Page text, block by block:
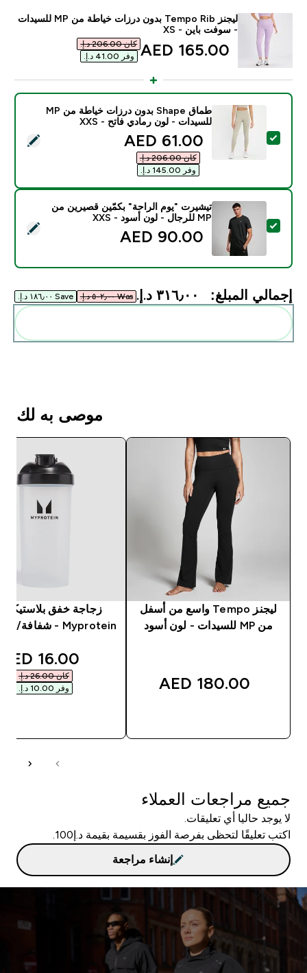
ليجنز Tempo Rib بدون درزات خياطة من MP للسيدات
- سوفت باين - XS
discounted price
165.00 AED‎
كان ‏206.00 د.إ.‏‎
وفر ‏41.00 د.إ.‏‎
تحديد هذا المنتج - طماق Shape بدون درزات خياطة من MP للسيدات - لون رمادي فاتح - XXS
طماق Shape بدون درزات خياطة من MP
للسيدات - لون رمادي فاتح - XXS
discounted price
61.00 AED‎
كان ‏206.00 د.إ.‏‎
وفر ‏145.00 د.إ.‏‎
تحديد هذا المنتج - تيشيرت "يوم الراحة" بكمّين قصيرين من MP للرجال - لون أسود - XXS
تيشيرت "يوم الراحة" بكمّين قصيرين من
MP للرجال - لون أسود - XXS
90.00 AED‎
إجمالي المبلغ: ٣١٦٫٠٠ د.إ.‏‎ Was ٥٠٢٫٠٠ د.إ.‏‎ Save ١٨٦٫٠٠ د.إ.‏‎
موصى به لك
ليجنز Tempo واسع من أسفل
من MP للسيدات - لون أسود
180.00 AED‎
زجاجة خفق
Myprotein - شفافة/ لون أسود
price
16.00 AED‎
كان ‏26.00 د.إ.‏‎
وفر ‏10.00 د.إ.‏‎
جميع مراجعات العملاء
لا يوجد حاليا أي تعليقات.
اكتب تعليقًا لتحظى بفرصة الفوز بقسيمة بقيمة د.إ100.
إنشاء مراجعة